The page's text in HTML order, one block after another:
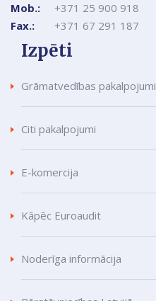
Mob.: +371 25 900 918
Fax.: +371 67 291 187
Izpēti
Grāmatvedības pakalpojumi
Citi pakalpojumi
E-komercija
Kāpēc Euroaudit
Noderīga informācija